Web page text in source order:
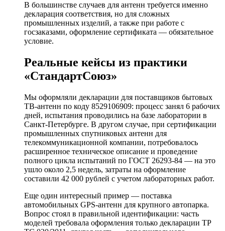
В большинстве случаев для антенн требуется именно
декларация соответствия, но для сложных
промышленных изделий, а также при работе с
госзаказами, оформление сертификата — обязательное
условие.
Реальные кейсы из практики
«СтандартСоюз»
Мы оформляли декларации для поставщиков бытовых
ТВ-антенн по коду 8529106909: процесс занял 6 рабочих
дней, испытания проводились на базе лаборатории в
Санкт-Петербурге. В другом случае, при сертификации
промышленных спутниковых антенн для
телекоммуникационной компании, потребовалось
расширенное техническое описание и проведение
полного цикла испытаний по ГОСТ 26293-84 — на это
ушло около 2,5 недель, затраты на оформление
составили 42 000 рублей с учетом лабораторных работ.
Еще один интересный пример — поставка
автомобильных GPS-антенн для крупного автопарка.
Вопрос стоял в правильной идентификации: часть
моделей требовала оформления только декларации ТР